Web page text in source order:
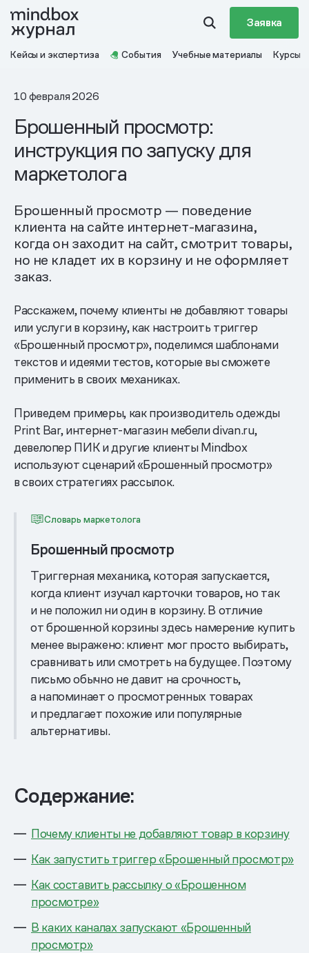
Заявка
Кейсы и экспертиза События Учебные материалы Курсы
10 февраля 2026
Брошенный просмотр:
инструкция по запуску для
маркетолога
Брошенный просмотр — поведение
клиента на сайте интернет-магазина,
когда он заходит на сайт, смотрит товары,
но не кладет их в корзину и не оформляет
заказ.
Расскажем, почему клиенты не добавляют товары
или услуги в корзину, как настроить триггер
«Брошенный просмотр», поделимся шаблонами
текстов и идеями тестов, которые вы сможете
применить в своих механиках.
Приведем примеры, как производитель одежды
Print Bar, интернет-магазин мебели divan.ru,
девелопер ПИК и другие клиенты Mindbox
используют сценарий «Брошенный просмотр»
в своих стратегиях рассылок.
Словарь маркетолога
Брошенный просмотр
Триггерная механика, которая запускается,
когда клиент изучал карточки товаров, но так
и не положил ни один в корзину. В отличие
от брошенной корзины здесь намерение купить
менее выражено: клиент мог просто выбирать,
сравнивать или смотреть на будущее. Поэтому
письмо обычно не давит на срочность,
а напоминает о просмотренных товарах
и предлагает похожие или популярные
альтернативы.
Содержание:
Почему клиенты не добавляют товар в корзину
Как запустить триггер «Брошенный просмотр»
Как составить рассылку о «Брошенном
просмотре»
В каких каналах запускают «Брошенный
просмотр»